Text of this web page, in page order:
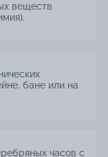
веществ
бане или на
часов с